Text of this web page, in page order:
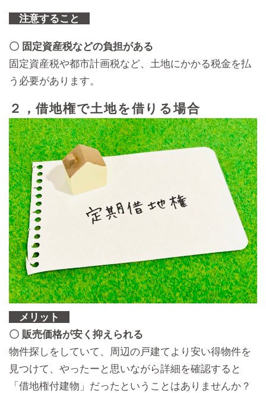
注意すること
〇 固定資産税などの負担がある
固定資産税や都市計画税など、土地にかかる税金を払
う必要があります。
２，借地権で土地を借りる場合
メリット
〇 販売価格が安く抑えられる
物件探しをしていて、周辺の戸建てより安い得物件を
見つけて、やったーと思いながら詳細を確認すると
「借地権付建物」だったということはありませんか？